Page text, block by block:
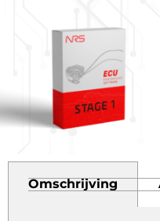
Omschrijving